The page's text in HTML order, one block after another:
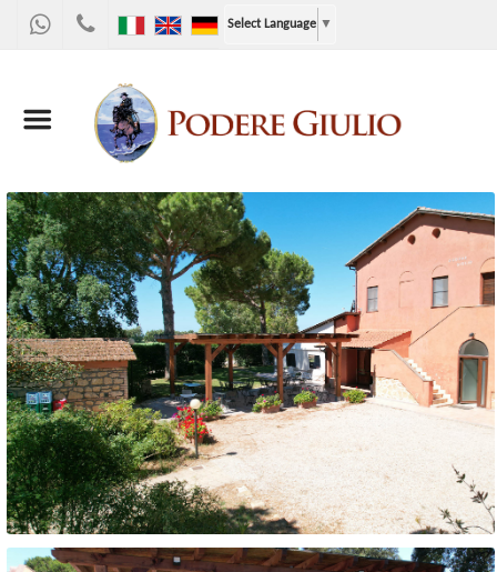
WhatsApp
9867955
Select Language ▼